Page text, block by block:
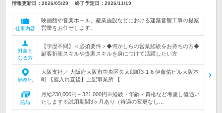
情報更新日：2026/05/29 終了予定日： 2026/11/19
仕事内容
映画館や音楽ホール、産業施設などにおける建築音響工事の提案
営業をお任せします。
対象と
なる方
【学歴不問】＜必須要件＞◆何かしらの営業経験をお持ちの方◆
顧客折衝スキルや提案スキルを身につけて活躍したい方
勤務地
大阪支社／ 大阪府大阪市中央区久太郎町3-1-6 伊藤佑ビル大阪本
町 【雇入れ直後】上記事業所 【…
給与
月給230,000円～321,000円※経験・年齢・資格など考慮し優遇い
たします※試用期間3ヶ月あり（待遇の変更なし…